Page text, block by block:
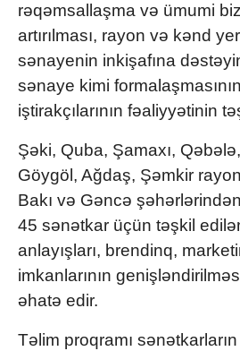
rəqəmsallaşma və ümumi
artırılması, rayon və kənd
sənayenin inkişafına
sənaye kimi
iştirakçılarının fəaliyyətinin
Şəki, Quba, Şamaxı,
Göygöl, Ağdaş, Şəmkir
Bakı və Gəncə
45 sənətkar üçün təşkil
anlayışları, brendinq,
imkanlarının
əhatə edir.
Təlim proqramı